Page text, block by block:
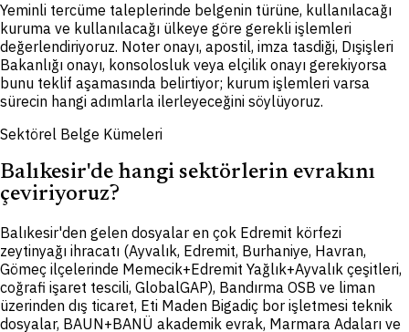
Yeminli tercüme taleplerinde belgenin türüne, kullanılacağı
kuruma ve kullanılacağı ülkeye göre gerekli işlemleri
değerlendiriyoruz. Noter onayı, apostil, imza tasdiği, Dışişleri
Bakanlığı onayı, konsolosluk veya elçilik onayı gerekiyorsa
bunu teklif aşamasında belirtiyor; kurum işlemleri varsa
sürecin hangi adımlarla ilerleyeceğini söylüyoruz.
Sektörel Belge Kümeleri
Balıkesir'de hangi sektörlerin evrakını
çeviriyoruz?
Balıkesir'den gelen dosyalar en çok Edremit körfezi
zeytinyağı ihracatı (Ayvalık, Edremit, Burhaniye, Havran,
Gömeç ilçelerinde Memecik+Edremit Yağlık+Ayvalık çeşitleri,
coğrafi işaret tescili, GlobalGAP), Bandırma OSB ve liman
üzerinden dış ticaret, Eti Maden Bigadiç bor işletmesi teknik
dosyalar, BAUN+BANÜ akademik evrak, Marmara Adaları ve